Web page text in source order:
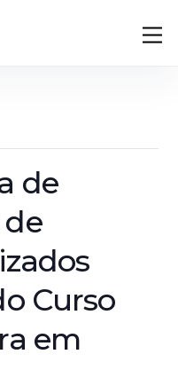
de
Curso
em